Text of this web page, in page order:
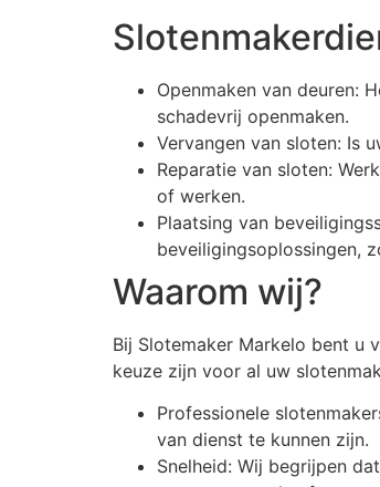
Openmaken van deuren:
schadevrij openmaken.
Vervangen van sloten: Is
Reparatie van sloten:
of werken.
Plaatsing van
beveiligingsoplossingen,
Waarom wij?
Bij Slotemaker Markelo bent u
keuze zijn voor al uw
Professionele
van dienst te kunnen zijn.
Snelheid: Wij begrijpen